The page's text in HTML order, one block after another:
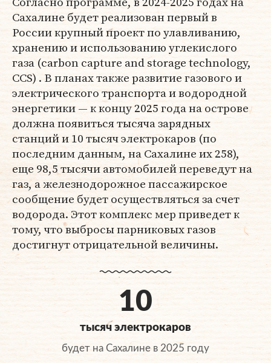
Сахалине будет реализован первый в
России крупный проект по улавливанию,
хранению и использованию углекислого
газа (carbon capture and storage technology,
CCS) . В планах также развитие газового и
электрического транспорта и водородной
энергетики — к концу 2025 года на острове
должна появиться тысяча зарядных
станций и 10 тысяч электрокаров (по
последним данным, на Сахалине их 258),
еще 98,5 тысячи автомобилей переведут на
газ, а железнодорожное пассажирское
сообщение будет осуществляться за счет
водорода. Этот комплекс мер приведет к
тому, что выбросы парниковых газов
достигнут отрицательной величины.
10
тысяч электрокаров
будет на Сахалине в 2025 году